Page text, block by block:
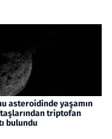
asteroidinde yaşamın
taşlarından triptofan
bulundu